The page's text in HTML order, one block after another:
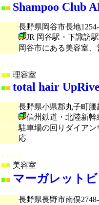
■■ Shampoo Club
長野県岡谷市長地
JR 岡谷駅・下諏訪駅
岡谷市にある美容室
■ 理容室
■■ total hair
長野県小県郡丸子町腰
信州鉄道・北陸新幹
駐車場の回りダイアン
応
■ 美容室
■■ マーガレット
長野県長野市南俣